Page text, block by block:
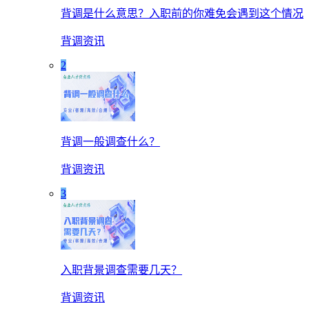
背调是什么意思？入职前的你难免会遇到这个情况
背调资讯
2
背调一般调查什么？
背调资讯
3
入职背景调查需要几天？
背调资讯